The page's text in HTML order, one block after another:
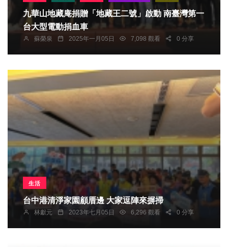
九華山地藏庵捐贈「地藏王二號」啟動 南臺灣第一
台大型電動捐血車
蘇榮泉 2025年一月05日 7,098 觀看 0 分享
生活
台中港清淨家園顧厝邊 大家逗陣來摒掃
林獻元 2023年七月05日 6,296 觀看 0 分享